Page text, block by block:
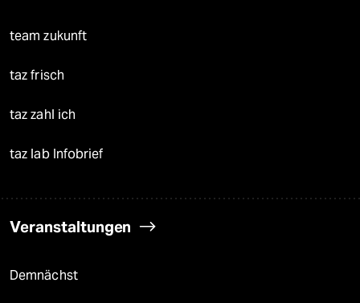
team zukunft
taz frisch
taz zahl ich
taz lab Infobrief
Veranstaltungen
Demnächst